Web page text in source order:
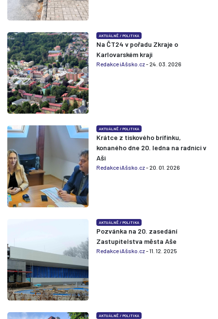
AKTUÁLNĚ /POLITIKA
Na ČT24 v pořadu Zkraje o
Karlovarském kraji
Redakce iAšsko.cz- 24. 03. 2026
AKTUÁLNĚ /POLITIKA
Krátce z tiskového brífinku,
konaného dne 20. ledna na radnici v
Aši
Redakce iAšsko.cz- 20. 01. 2026
AKTUÁLNĚ /POLITIKA
Pozvánka na 20. zasedání
Zastupitelstva města Aše
Redakce iAšsko.cz- 11. 12. 2025
AKTUÁLNĚ /POLITIKA